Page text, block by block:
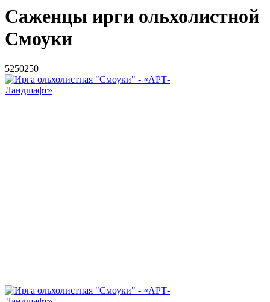
Саженцы ирги ольхолистной
Смоуки
5250250